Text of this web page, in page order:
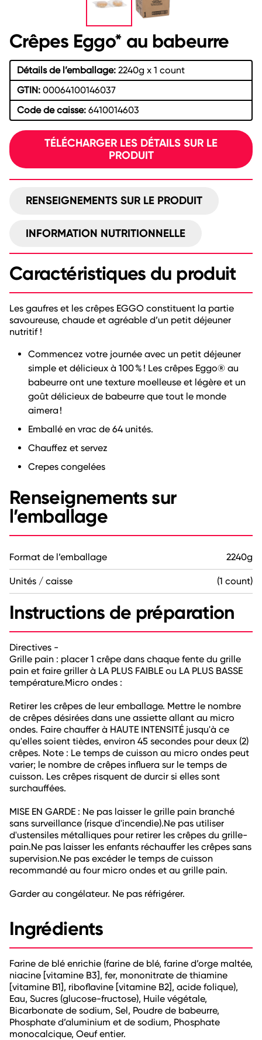
Crêpes Eggo* au babeurre
Détails de l’emballage:2240g x 1 count
GTIN:00064100146037
Code de caisse:6410014603
TÉLÉCHARGER LES DÉTAILS SUR LE
PRODUIT
RENSEIGNEMENTS SUR LE PRODUIT
INFORMATION NUTRITIONNELLE
Caractéristiques du produit
Les gaufres et les crêpes EGGO constituent la partie
savoureuse, chaude et agréable d’un petit déjeuner
nutritif !
Commencez votre journée avec un petit déjeuner
simple et délicieux à 100 % ! Les crêpes Eggo® au
babeurre ont une texture moelleuse et légère et un
goût délicieux de babeurre que tout le monde
aimera !
Emballé en vrac de 64 unités.
Chauffez et servez
Crepes congelées
Renseignements sur
l’emballage
Format de l’emballage 2240g
Unités / caisse (1 count)
Instructions de préparation
Directives -
Grille pain : placer 1 crêpe dans chaque fente du grille
pain et faire griller à LA PLUS FAIBLE ou LA PLUS BASSE
température.Micro ondes :
Retirer les crêpes de leur emballage. Mettre le nombre
de crêpes désirées dans une assiette allant au micro
ondes. Faire chauffer à HAUTE INTENSITÉ jusqu'à ce
qu'elles soient tièdes, environ 45 secondes pour deux (2)
crêpes. Note : Le temps de cuisson au micro ondes peut
varier; le nombre de crêpes influera sur le temps de
cuisson. Les crêpes risquent de durcir si elles sont
surchauffées.
MISE EN GARDE : Ne pas laisser le grille pain branché
sans surveillance (risque d'incendie).Ne pas utiliser
d'ustensiles métalliques pour retirer les crêpes du grille-
pain.Ne pas laisser les enfants réchauffer les crêpes sans
supervision.Ne pas excéder le temps de cuisson
recommandé au four micro ondes et au grille pain.
Garder au congélateur. Ne pas réfrigérer.
Ingrédients
Farine de blé enrichie (farine de blé, farine d’orge maltée,
niacine [vitamine B3], fer, mononitrate de thiamine
[vitamine B1], riboflavine [vitamine B2], acide folique),
Eau, Sucres (glucose-fructose), Huile végétale,
Bicarbonate de sodium, Sel, Poudre de babeurre,
Phosphate d’aluminium et de sodium, Phosphate
monocalcique, Oeuf entier.